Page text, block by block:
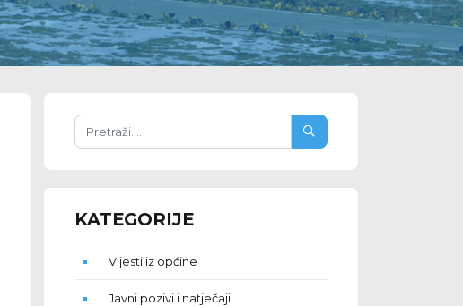
KATEGORIJE
Vijesti iz općine
Javni pozivi i natječaji